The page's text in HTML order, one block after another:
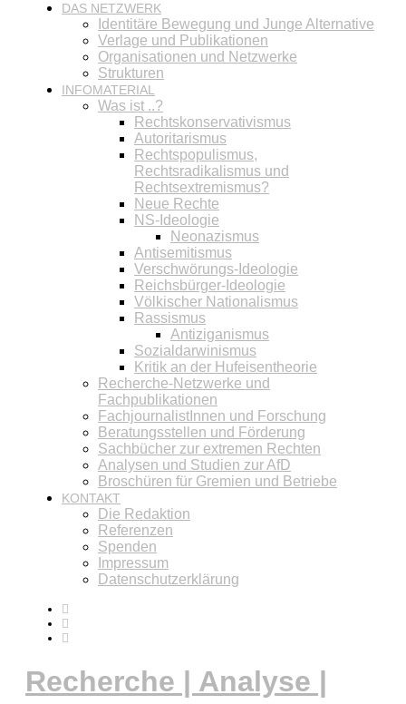
DAS NETZWERK
Identitäre Bewegung und Junge Alternative
Verlage und Publikationen
Organisationen und Netzwerke
Strukturen
INFOMATERIAL
Was ist ..?
Rechtskonservativismus
Autoritarismus
Rechtspopulismus,
Rechtsradikalismus und
Rechtsextremismus?
Neue Rechte
NS-Ideologie
Neonazismus
Antisemitismus
Verschwörungs-Ideologie
Reichsbürger-Ideologie
Völkischer Nationalismus
Rassismus
Antiziganismus
Sozialdarwinismus
Kritik an der Hufeisentheorie
Recherche-Netzwerke und
Fachpublikationen
FachjournalistInnen und Forschung
Beratungsstellen und Förderung
Sachbücher zur extremen Rechten
Analysen und Studien zur AfD
Broschüren für Gremien und Betriebe
KONTAKT
Die Redaktion
Referenzen
Spenden
Impressum
Datenschutzerklärung
Recherche | Analyse |